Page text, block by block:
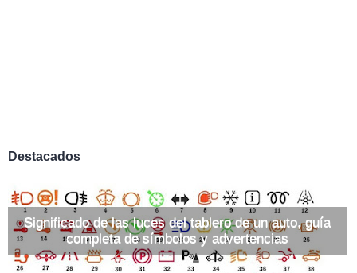
Destacados
Significado de las luces del tablero de un auto, guía
completa de símbolos y advertencias